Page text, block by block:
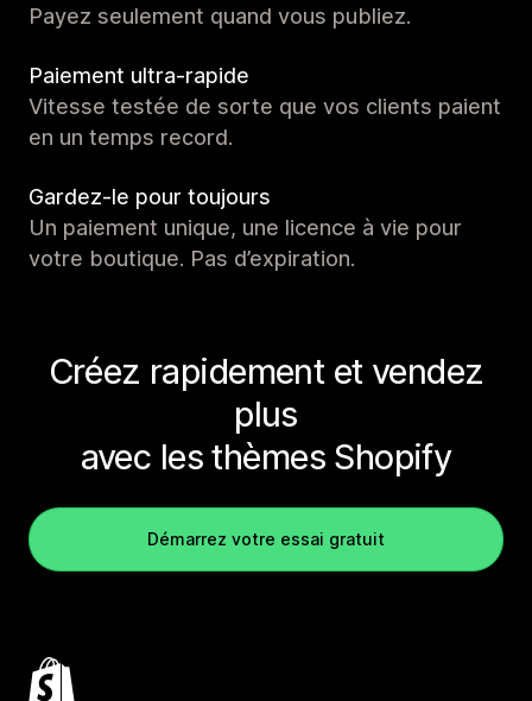
Payez seulement quand vous publiez.
Paiement ultra-rapide
Vitesse testée de sorte que vos clients paient
en un temps record.
Gardez-le pour toujours
Un paiement unique, une licence à vie pour
votre boutique. Pas d’expiration.
Créez rapidement et vendez
plus
avec les thèmes Shopify
Démarrez votre essai gratuit